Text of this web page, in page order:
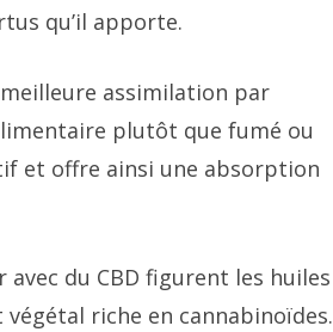
qu’il apporte.
assimilation par
plutôt que fumé ou
et offre ainsi une absorption
du CBD figurent les huiles
riche en cannabinoïdes.